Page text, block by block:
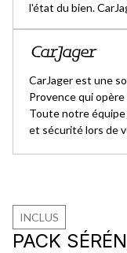
l'état du bien.
CarJager est une
Provence qui
Toute notre
et sécurité lors de
INCLUS
PACK